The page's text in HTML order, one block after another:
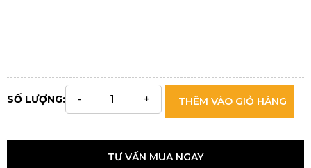
SỐ LƯỢNG: THÊM VÀO GIỎ HÀNG
TƯ VẤN MUA NGAY